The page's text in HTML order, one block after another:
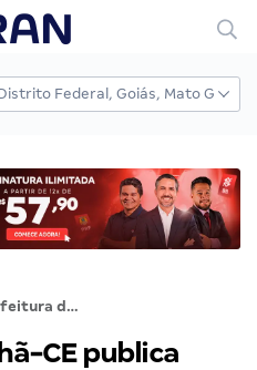
Prefeitura de Milhã-CE publica edital para todos os níveis.166 vagas com iniciais de até R$ 9,6 mil !
CE publica